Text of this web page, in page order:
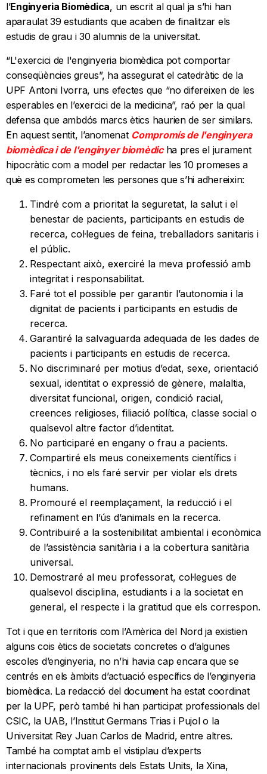
l’Enginyeria Biomèdica, un escrit al qual ja s’hi han
aparaulat 39 estudiants que acaben de finalitzar els
estudis de grau i 30 alumnis de la universitat.
“L'exercici de l'enginyeria biomèdica pot comportar
conseqüències greus”, ha assegurat el catedràtic de la
UPF Antoni Ivorra, uns efectes que “no difereixen de les
esperables en l’exercici de la medicina”, raó per la qual
defensa que ambdós marcs ètics haurien de ser similars.
En aquest sentit, l’anomenat Compromís de l'enginyera
biomèdica i de l'enginyer biomèdicha pres el jurament
hipocràtic com a model per redactar les 10 promeses a
què es comprometen les persones que s’hi adhereixin:
Tindré com a prioritat la seguretat, la salut i el
benestar de pacients, participants en estudis de
recerca, col·legues de feina, treballadors sanitaris i
el públic.
Respectant això, exerciré la meva professió amb
integritat i responsabilitat.
Faré tot el possible per garantir l’autonomia i la
dignitat de pacients i participants en estudis de
recerca.
Garantiré la salvaguarda adequada de les dades de
pacients i participants en estudis de recerca.
No discriminaré per motius d’edat, sexe, orientació
sexual, identitat o expressió de gènere, malaltia,
diversitat funcional, origen, condició racial,
creences religioses, filiació política, classe social o
qualsevol altre factor d’identitat.
No participaré en engany o frau a pacients.
Compartiré els meus coneixements científics i
tècnics, i no els faré servir per violar els drets
humans.
Promouré el reemplaçament, la reducció i el
refinament en l’ús d’animals en la recerca.
Contribuiré a la sostenibilitat ambiental i econòmica
de l’assistència sanitària i a la cobertura sanitària
universal.
Demostraré al meu professorat, col·legues de
qualsevol disciplina, estudiants i a la societat en
general, el respecte i la gratitud que els correspon.
Tot i que en territoris com l’Amèrica del Nord ja existien
alguns cois ètics de societats concretes o d’algunes
escoles d’enginyeria, no n’hi havia cap encara que se
centrés en els àmbits d’actuació específics de l’enginyeria
biomèdica. La redacció del document ha estat coordinat
per la UPF, però també hi han participat professionals del
CSIC, la UAB, l’Institut Germans Trias i Pujol o la
Universitat Rey Juan Carlos de Madrid, entre altres.
També ha comptat amb el vistiplau d’experts
internacionals provinents dels Estats Units, la Xina,